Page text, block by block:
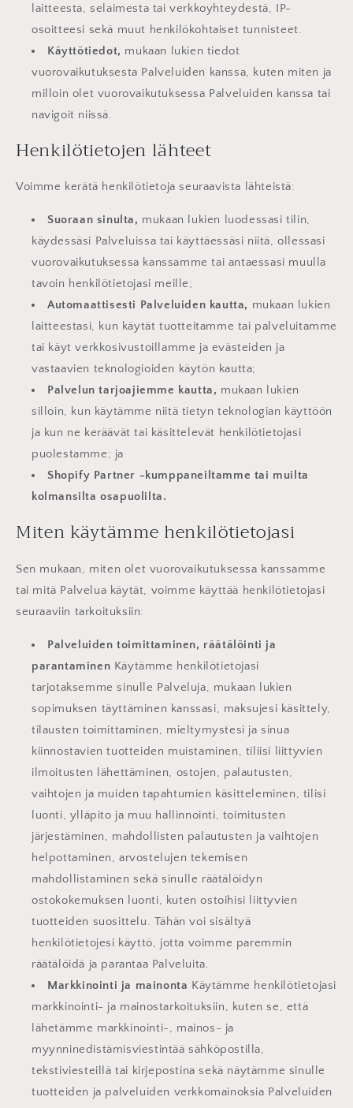
laitteesta, selaimesta tai verkkoyhteydestä, IP-
osoitteesi sekä muut henkilökohtaiset tunnisteet.
Käyttötiedot, mukaan lukien tiedot
vuorovaikutuksesta Palveluiden kanssa, kuten miten ja
milloin olet vuorovaikutuksessa Palveluiden kanssa tai
navigoit niissä.
Henkilötietojen lähteet
Voimme kerätä henkilötietoja seuraavista lähteistä:
Suoraan sinulta, mukaan lukien luodessasi tilin,
käydessäsi Palveluissa tai käyttäessäsi niitä, ollessasi
vuorovaikutuksessa kanssamme tai antaessasi muulla
tavoin henkilötietojasi meille;
Automaattisesti Palveluiden kautta, mukaan lukien
laitteestasi, kun käytät tuotteitamme tai palveluitamme
tai käyt verkkosivustoillamme ja evästeiden ja
vastaavien teknologioiden käytön kautta;
Palvelun tarjoajiemme kautta, mukaan lukien
silloin, kun käytämme niitä tietyn teknologian käyttöön
ja kun ne keräävät tai käsittelevät henkilötietojasi
puolestamme; ja
Shopify Partner -kumppaneiltamme tai muilta
kolmansilta osapuolilta.
Miten käytämme henkilötietojasi
Sen mukaan, miten olet vuorovaikutuksessa kanssamme
tai mitä Palvelua käytät, voimme käyttää henkilötietojasi
seuraaviin tarkoituksiin:
Palveluiden toimittaminen, räätälöinti ja
parantaminen Käytämme henkilötietojasi
tarjotaksemme sinulle Palveluja, mukaan lukien
sopimuksen täyttäminen kanssasi, maksujesi käsittely,
tilausten toimittaminen, mieltymystesi ja sinua
kiinnostavien tuotteiden muistaminen, tiliisi liittyvien
ilmoitusten lähettäminen, ostojen, palautusten,
vaihtojen ja muiden tapahtumien käsitteleminen, tilisi
luonti, ylläpito ja muu hallinnointi, toimitusten
järjestäminen, mahdollisten palautusten ja vaihtojen
helpottaminen, arvostelujen tekemisen
mahdollistaminen sekä sinulle räätälöidyn
ostokokemuksen luonti, kuten ostoihisi liittyvien
tuotteiden suosittelu. Tähän voi sisältyä
henkilötietojesi käyttö, jotta voimme paremmin
räätälöidä ja parantaa Palveluita.
Markkinointi ja mainonta Käytämme henkilötietojasi
markkinointi- ja mainostarkoituksiin, kuten se, että
lähetämme markkinointi-, mainos- ja
myynninedistämisviestintää sähköpostilla,
tekstiviesteillä tai kirjepostina sekä näytämme sinulle
tuotteiden ja palveluiden verkkomainoksia Palveluiden